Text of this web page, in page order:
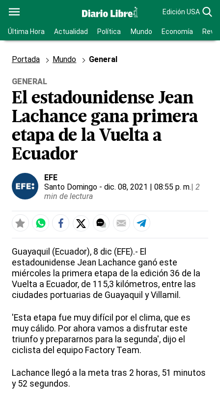
Edición USA
Última Hora Actualidad Política Mundo Economía
Portada Mundo General
GENERAL
El estadounidense Jean
Lachance gana primera
etapa de la Vuelta a
Ecuador
EFE
Santo Domingo - dic. 08, 2021 | 08:55 p. m.| 2
min de lectura
Guayaquil (Ecuador), 8 dic (EFE).- El
estadounidense Jean Lachance ganó este
miércoles la primera etapa de la edición 36 de la
Vuelta a Ecuador, de 115,3 kilómetros, entre las
ciudades portuarias de Guayaquil y Villamil.
'Esta etapa fue muy difícil por el clima, que es
muy cálido. Por ahora vamos a disfrutar este
triunfo y prepararnos para la segunda', dijo el
ciclista del equipo Factory Team.
Lachance llegó a la meta tras 2 horas, 51 minutos
y 52 segundos.